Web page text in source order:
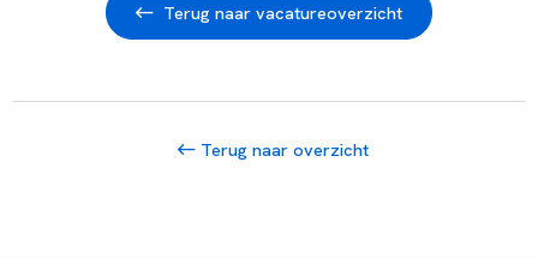
Terug naar vacatureoverzicht
Terug naar overzicht